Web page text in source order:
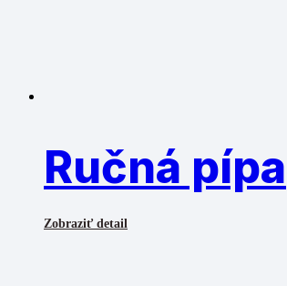
Ručná pípa
Zobraziť detail